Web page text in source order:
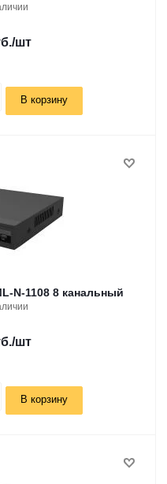
/шт
В корзину
N-1108 8 канальный
/шт
В корзину